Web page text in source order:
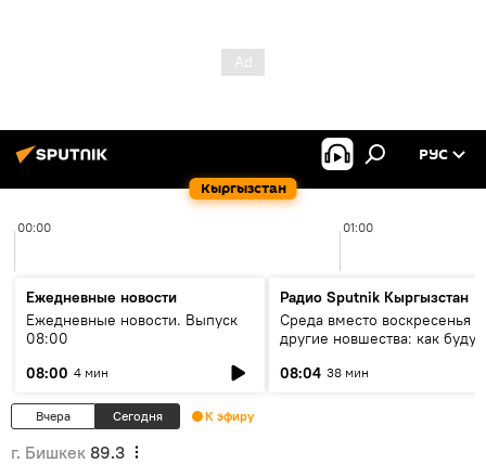
Кыргызстан
РУС
00:00 01:00
Ежедневные новости
Ежедневные новости. Выпуск
08:00
08:00 4 мин
Радио Sputnik Кыргызстан
Среда вместо воскресенья и
другие новшества: как будут
08:04 38 мин
Вчера Сегодня К эфиру
г. Бишкек 89.3